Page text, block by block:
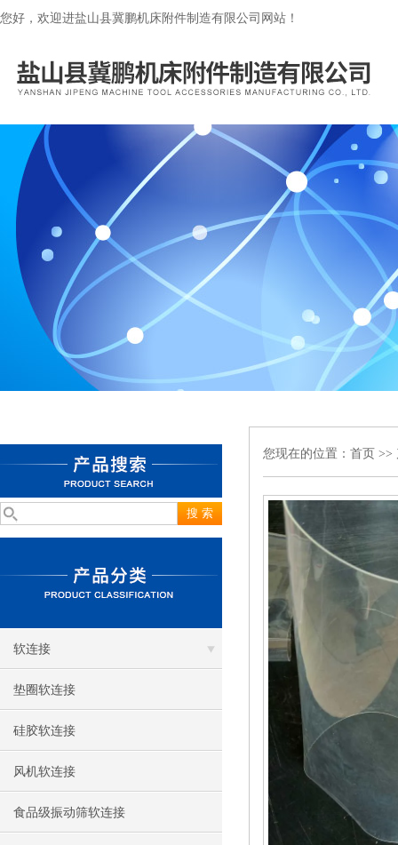
您好，欢迎进盐山县冀鹏机床附件制造有限公司网站！
软连接
垫圈软连接
硅胶软连接
风机软连接
食品级振动筛软连接
您现在的位置： 首页 >>